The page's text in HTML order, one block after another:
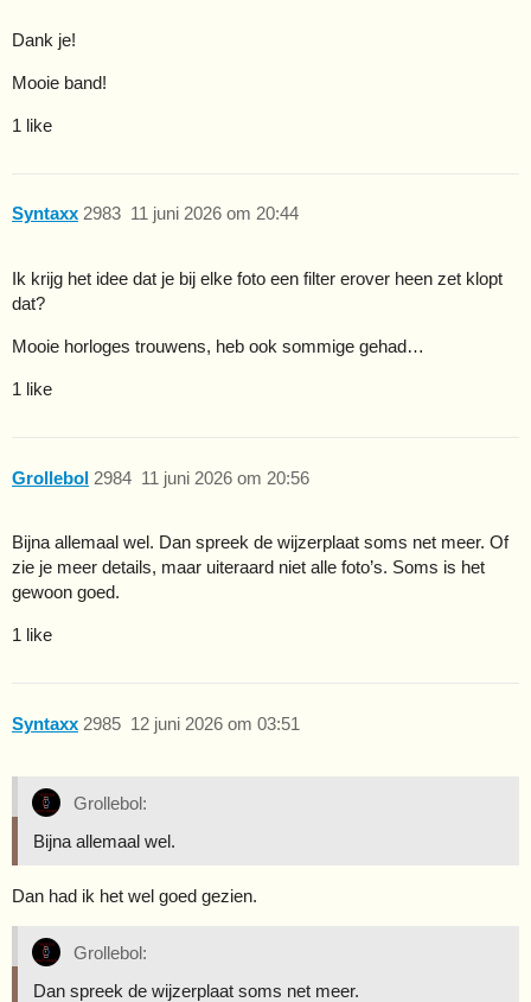
Dank je!
Mooie band!
1 like
Syntaxx 11 juni 2026 om 20:44
2983
Ik krijg het idee dat je bij elke foto een filter erover heen zet klopt
dat?
Mooie horloges trouwens, heb ook sommige gehad…
1 like
Grollebol 11 juni 2026 om 20:56
2984
Bijna allemaal wel. Dan spreek de wijzerplaat soms net meer. Of
zie je meer details, maar uiteraard niet alle foto’s. Soms is het
gewoon goed.
1 like
Syntaxx 12 juni 2026 om 03:51
2985
Grollebol:
Bijna allemaal wel.
Dan had ik het wel goed gezien.
Grollebol:
Dan spreek de wijzerplaat soms net meer.